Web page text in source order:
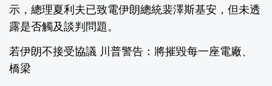
示，總理夏利夫已致電伊朗總統裴澤斯基安，但未透
露是否觸及談判問題。
若伊朗不接受協議 川普警告：將摧毀每一座電廠、
橋梁